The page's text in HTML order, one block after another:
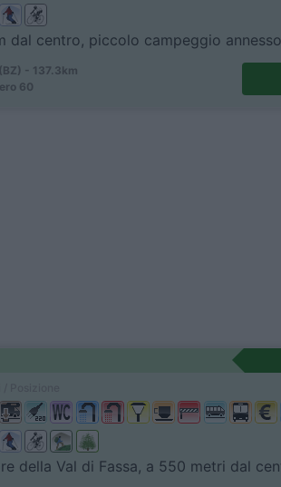
dal centro, piccolo campeggio
- 137.3km
60
della Val di Fassa, a 550 metri dal